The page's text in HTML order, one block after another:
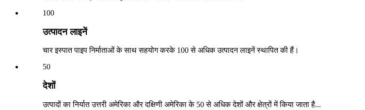
100
उत्पादन लाइनें
चार इस्पात पाइप निर्माताओं के साथ सहयोग करके 100 से अधिक उत्पादन लाइनें स्थापित की हैं।
50
देशों
उत्पादों का निर्यात उत्तरी अमेरिका और दक्षिणी अमेरिका के 50 से अधिक देशों और क्षेत्रों में किया जाता है...